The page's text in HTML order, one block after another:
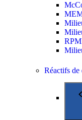
Réactifs de